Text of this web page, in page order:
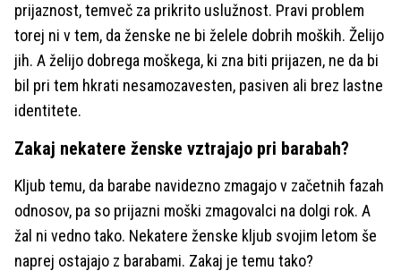
prijaznost, temveč za prikrito uslužnost. Pravi problem
torej ni v tem, da ženske ne bi želele dobrih moških. Želijo
jih. A želijo dobrega moškega, ki zna biti prijazen, ne da bi
bil pri tem hkrati nesamozavesten, pasiven ali brez lastne
identitete.
Zakaj nekatere ženske vztrajajo pri barabah?
Kljub temu, da barabe navidezno zmagajo v začetnih fazah
odnosov, pa so prijazni moški zmagovalci na dolgi rok. A
žal ni vedno tako. Nekatere ženske kljub svojim letom še
naprej ostajajo z barabami. Zakaj je temu tako?